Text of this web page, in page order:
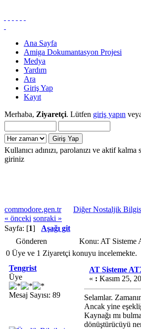
Ana Sayfa
Amiga Dokumantasyon Projesi
Medya
Yardım
Ara
Giriş Yap
Kayıt
Merhaba, Ziyaretçi. Lütfen giriş yapın
Kullanıcı adınızı, parolanızı ve aktif kalma
giriniz
commodore.gen.tr Diğer Nostaljik
« önceki sonraki »
Sayfa: [1] Aşağı git
Gönderen
Konu: AT Sisteme
0 Üye ve 1 Ziyaretçi konuyu incelemekte.
Tengrist
Üye
Mesaj Sayısı: 89
AT Sisteme
« : Kasım 25,
Selamlar.
Ancak yine
Kaynağı mı
dönüştürücüyü